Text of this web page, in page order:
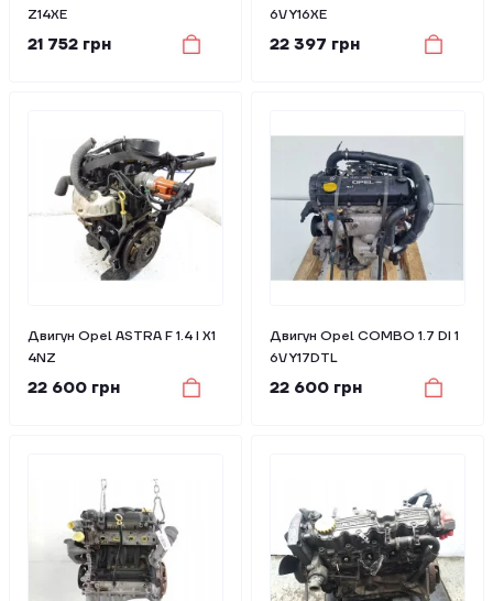
Z14XE
21 752 грн
6V Y16XE
22 397 грн
Двигун Opel ASTRA F 1.4 I X1
4NZ
22 600 грн
Двигун Opel COMBO 1.7 DI 1
6V Y17DTL
22 600 грн